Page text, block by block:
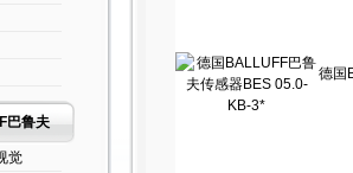
巴鲁夫
觉
德国